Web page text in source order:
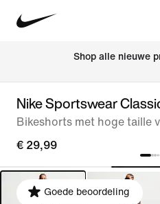
Shop alle nieuwe
Nike Sportswear
Bikeshorts met hoge taille
€ 29,99
Goede beoordeling